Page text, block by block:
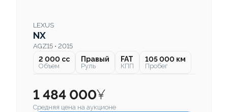
LEXUS
NX
AGZ15 • 2015
2 000 cc
Объем
Правый
Руль
FAT
КПП
105 000 км
Пробег
1 484 000¥
Средняя цена на аукционе